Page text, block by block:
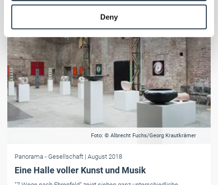
provided to them or that they’ve collected from your use
Weitere Informationen:Impressum Datenschutz
Deny
Foto: © Albrecht Fuchs/Georg Krautkrämer
Panorama - Gesellschaft | August 2018
Eine Halle voller Kunst und Musik